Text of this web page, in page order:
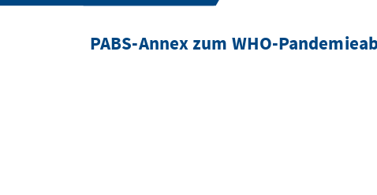
PABS-Annex zum WHO-